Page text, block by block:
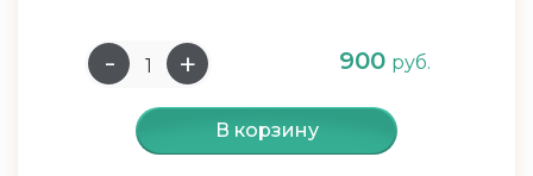
900 руб.
В корзину